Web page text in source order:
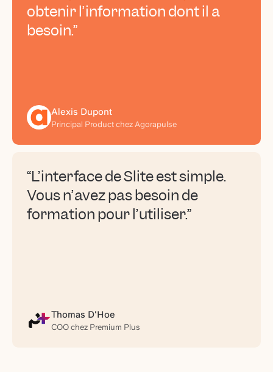
obtenir l’information dont il a
besoin.”
Alexis Dupont
Principal Product chez Agorapulse
“L’interface de Slite est simple.
Vous n’avez pas besoin de
formation pour l’utiliser.”
Thomas D'Hoe
COO chez Premium Plus